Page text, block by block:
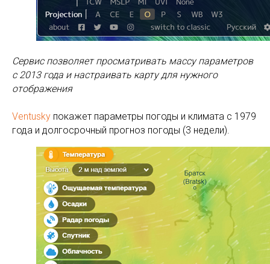
Сервис позволяет просматривать массу параметров
с 2013 года и настраивать карту для нужного
отображения
Ventusky покажет параметры погоды и климата с 1979
года и долгосрочный прогноз погоды (3 недели).